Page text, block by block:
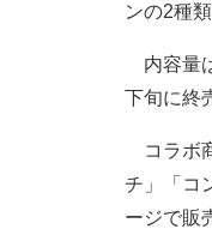
ンの2種
内容量
下旬に終
コラボ
チ」「コ
ージで販